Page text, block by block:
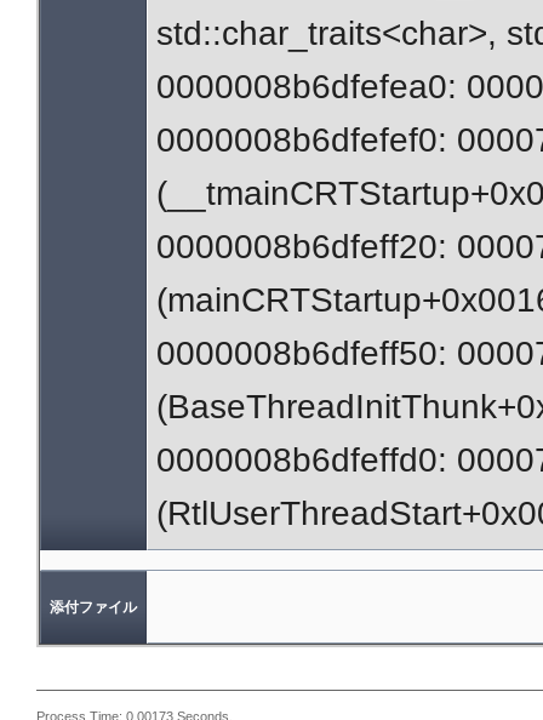
std::char_traits<char>,
0000008b6dfefea0:
0000008b6dfefef0:
0000008b6dfeff20:
0000008b6dfeff50:
0000008b6dfeffd0:
添付ファイル
Process Time: 0.00173 Seconds.